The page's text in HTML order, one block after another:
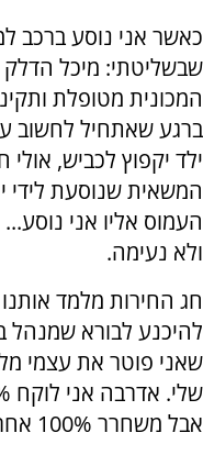
כאשר אני נוסע ברכב
שבשליטתי: מיכל הדלק
המכונית מטופלת
ברגע שאתחיל לחשוב
ילד יקפוץ לכביש,
המשאית שנוסעת לידי
העמוס אליו אני
ולא נעימה.
חג החירות מלמד
להיכנע לבורא
שאני פוטר את עצמי
אבל משחרר 100% אחריות ממה שלא בשליטתי.